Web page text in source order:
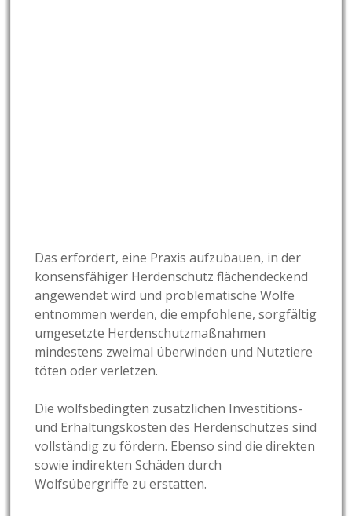
Das erfordert, eine Praxis aufzubauen, in der
konsensfähiger Herdenschutz flächendeckend
angewendet wird und problematische Wölfe
entnommen werden, die empfohlene, sorgfältig
umgesetzte Herdenschutzmaßnahmen
mindestens zweimal überwinden und Nutztiere
töten oder verletzen.
Die wolfsbedingten zusätzlichen Investitions-
und Erhaltungskosten des Herdenschutzes sind
vollständig zu fördern. Ebenso sind die direkten
sowie indirekten Schäden durch
Wolfsübergriffe zu erstatten.